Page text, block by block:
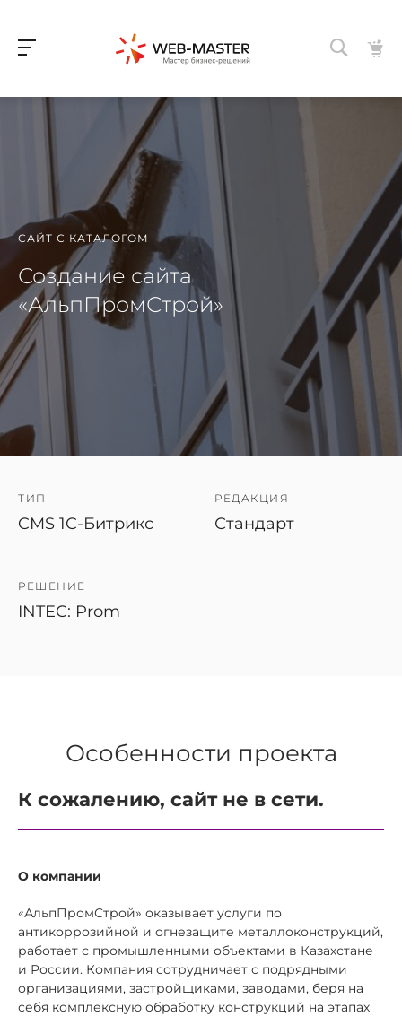
САЙТ С КАТАЛОГОМ
Создание сайта
«АльпПромСтрой»
ТИП
CMS 1C-Битрикс
РЕДАКЦИЯ
Стандарт
РЕШЕНИЕ
INTEC: Prom
Особенности проекта
К сожалению, сайт не в сети.
О компании
«АльпПромСтрой» оказывает услуги по
антикоррозийной и огнезащите металлоконструкций,
работает с промышленными объектами в Казахстане
и России. Компания сотрудничает с подрядными
организациями, застройщиками, заводами, беря на
себя комплексную обработку конструкций на этапах